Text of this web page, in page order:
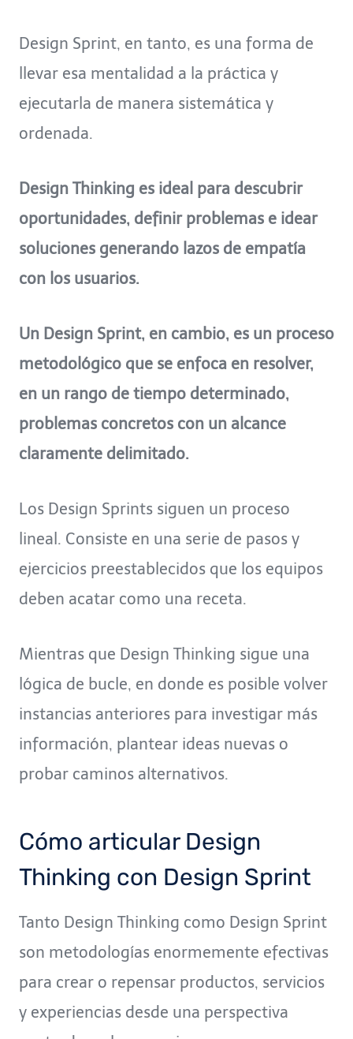
Design Sprint, en tanto, es una forma de
llevar esa mentalidad a la práctica y
ejecutarla de manera sistemática y
ordenada.
Design Thinking es ideal para descubrir
oportunidades, definir problemas e idear
soluciones generando lazos de empatía
con los usuarios.
Un Design Sprint, en cambio, es un proceso
metodológico que se enfoca en resolver,
en un rango de tiempo determinado,
problemas concretos con un alcance
claramente delimitado.
Los Design Sprints siguen un proceso
lineal. Consiste en una serie de pasos y
ejercicios preestablecidos que los equipos
deben acatar como una receta.
Mientras que Design Thinking sigue una
lógica de bucle, en donde es posible volver
instancias anteriores para investigar más
información, plantear ideas nuevas o
probar caminos alternativos.
Cómo articular Design
Thinking con Design Sprint
Tanto Design Thinking como Design Sprint
son metodologías enormemente efectivas
para crear o repensar productos, servicios
y experiencias desde una perspectiva